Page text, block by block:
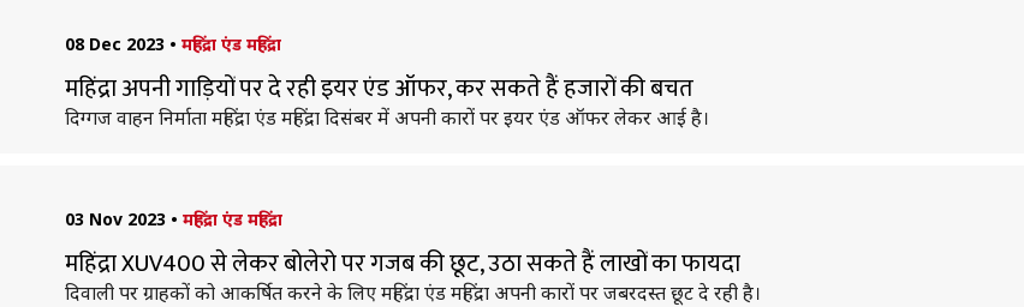
08 Dec 2023 • महिंद्रा एंड महिंद्रा
महिंद्रा अपनी गाड़ियों पर दे रही इयर एंड ऑफर, कर सकते हैं हजारों की बचत
दिग्गज वाहन निर्माता महिंद्रा एंड महिंद्रा दिसंबर में अपनी कारों पर इयर एंड ऑफर लेकर आई है।
03 Nov 2023 • महिंद्रा एंड महिंद्रा
महिंद्रा XUV400 से लेकर बोलेरो पर गजब की छूट, उठा सकते हैं लाखों का फायदा
दिवाली पर ग्राहकों को आकर्षित करने के लिए महिंद्रा एंड महिंद्रा अपनी कारों पर जबरदस्त छूट दे रही है।